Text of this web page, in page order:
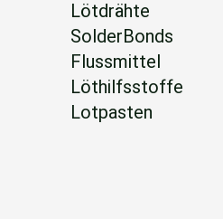
Lötdrähte
SolderBonds
Flussmittel
Löthilfsstoffe
Lotpasten